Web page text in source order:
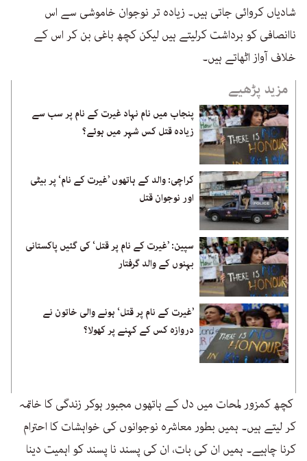
شادیاں کروائی جاتی ہیں۔ زیادہ تر نوجوان خاموشی سے اس
ناانصافی کو برداشت کرلیتے ہیں لیکن کچھ باغی بن کر اس کے
خلاف آواز اٹھاتے ہیں۔
مزید پڑھیے
پنجاب میں نام نہاد غیرت کے نام پر سب سے
زیادہ قتل کس شہر میں ہوئے؟
کراچی: والد کے ہاتھوں ’غیرت کے نام‘ پر بیٹی
اور نوجوان قتل
سپین: ’غیرت کے نام پر قتل‘ کی گئیں پاکستانی
بہنوں کے والد گرفتار
’غیرت کے نام پر قتل‘ ہونے والی خاتون نے
دروازہ کس کے کہنے پر کھولا؟
کچھ کمزور لمحات میں دل کے ہاتھوں مجبور ہوکر زندگی کا خاتمہ
کر لیتے ہیں۔ ہمیں بطور معاشرہ نوجوانوں کی خواہشات کا احترام
کرنا چاہیے۔ ہمیں ان کی بات، ان کی پسند نا پسند کو اہمیت دینا